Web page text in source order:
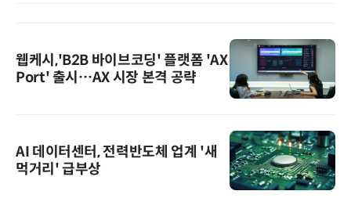
웹케시,'B2B 바이브코딩' 플랫폼 'AX
Port' 출시…AX 시장 본격 공략
AI 데이터센터, 전력반도체 업계 '새
먹거리' 급부상